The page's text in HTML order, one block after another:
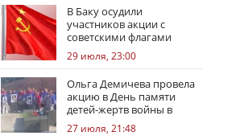
В Баку осудили
участников акции с
советскими флагами
29 июля, 23:00
Ольга Демичева провела
акцию в День памяти
детей-жертв войны в
Донбассе
27 июля, 21:48